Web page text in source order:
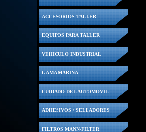
ACCESORIOS TALLER
EQUIPOS PARA TALLER
VEHICULO INDUSTRIAL
GAMA MARINA
CUIDADO DEL AUTOMOVIL
ADHESIVOS / SELLADORES
FILTROS MANN-FILTER